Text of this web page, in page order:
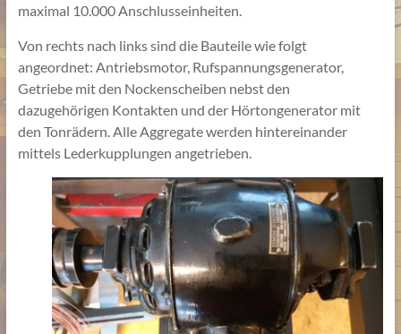
maximal 10.000 Anschlusseinheiten.
Von rechts nach links sind die Bauteile wie folgt
angeordnet: Antriebsmotor, Rufspannungsgenerator,
Getriebe mit den Nockenscheiben nebst den
dazugehörigen Kontakten und der Hörtongenerator mit
den Tonrädern. Alle Aggregate werden hintereinander
mittels Lederkupplungen angetrieben.